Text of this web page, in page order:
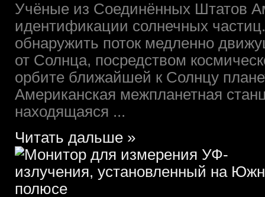
Учёные из Соединённых Штатов
идентификации солнечных
обнаружить поток медленно
от Солнца, посредством
орбите ближайшей к Солнцу
Американская межпланетная
находящаяся ...
Читать дальше »